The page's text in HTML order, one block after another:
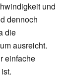
und
dennoch
die
ausreicht.
einfache